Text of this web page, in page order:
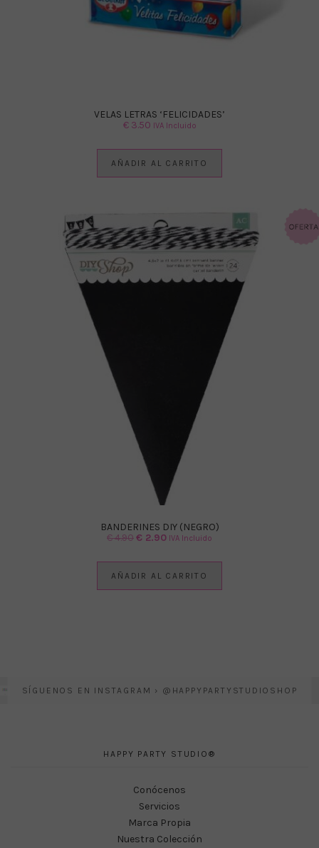
VELAS LETRAS ‘FELICIDADES’
€3.50 IVA Incluido
AÑADIR AL CARRITO
BANDERINES DIY (NEGRO)
€4.90El
€ 2.90ElIVA Incluido
AÑADIR AL CARRITO
SÍGUENOS EN INSTAGRAM › @HAPPYPARTYSTUDIOSHOP
HAPPY PARTY STUDIO®
Conócenos
Servicios
Marca Propia
Nuestra Colección